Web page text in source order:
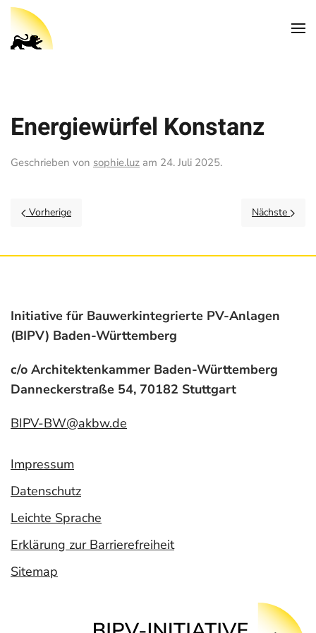
Energiewürfel Konstanz
Geschrieben von sophie.luz am 24. Juli 2025.
Vorherige Nächste
Initiative für Bauwerkintegrierte PV-Anlagen
(BIPV) Baden-Württemberg
c/o Architektenkammer Baden-Württemberg
Danneckerstraße 54, 70182 Stuttgart
BIPV-BW@akbw.de
Impressum
Datenschutz
Leichte Sprache
Erklärung zur Barrierefreiheit
Sitemap